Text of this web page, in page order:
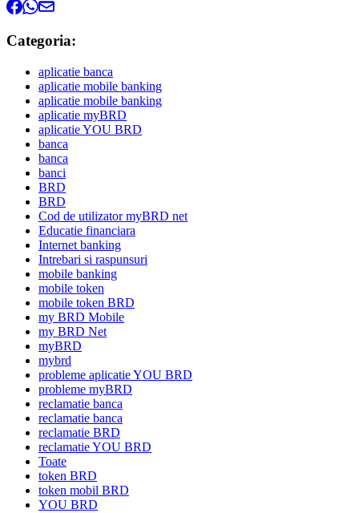
Categoria:
aplicatie banca
aplicatie mobile banking
aplicatie mobile banking
aplicatie myBRD
aplicatie YOU BRD
banca
banca
banci
BRD
BRD
Cod de utilizator myBRD net
Educatie financiara
Internet banking
Intrebari si raspunsuri
mobile banking
mobile token
mobile token BRD
my BRD Mobile
my BRD Net
myBRD
mybrd
probleme aplicatie YOU BRD
probleme myBRD
reclamatie banca
reclamatie banca
reclamatie BRD
reclamatie YOU BRD
Toate
token BRD
token mobil BRD
YOU BRD